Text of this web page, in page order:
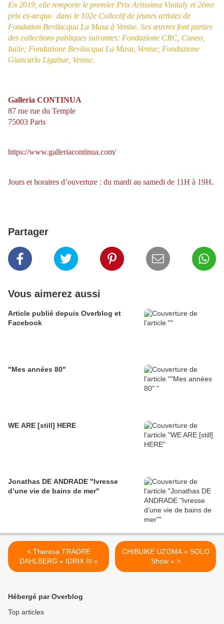
En 2019, elle remporte le premier Prix Artissima Vinitaly et 2ème
prix ex-aequo dans le 102e Collectif de jeunes artistes de
Fondation Bevilacqua La Masa à Venise. Ses œuvres font parties
des collections publiques suivantes: Fondazione CRC, Cuneo,
Italie; Fondazione Bevilacqua La Masa, Venise; Fondazione
Giancarlo Ligabue, Venise.
Galleria CONTINUA
87 rue rue du Temple
75003 Paris
https://www.galleriacontinua.com/
Jours et horaires d’ouverture : du mardi au samedi de 11H à 19H.
Partager
Vous aimerez aussi
Article publié depuis Overblog et
Facebook
"Mes années 80"
WE ARE [still] HERE
Jonathas DE ANDRADE "Ivresse
d’une vie de bains de mer"
< Theresa TRAORE
DAHLBERG « IDRIX III »
CHIBỤIKE ỤZỌMA « SOLO
Show » >
Hébergé par Overblog
Top articles